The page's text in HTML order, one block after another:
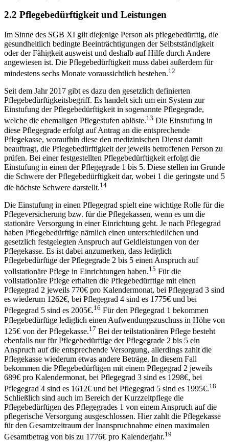
2.2 Pflegebedürftigkeit und Leistungen
Im Sinne des SGB XI gilt diejenige Person als pflegebedürftig, die
gesundheitlich bedingte Beeinträchtigungen der Selbstständigkeit
oder der Fähigkeit ausweist und deshalb auf Hilfe durch Andere
angewiesen ist. Die Pflegebedürftigkeit muss dabei außerdem für
mindestens sechs Monate voraussichtlich bestehen.12
Seit dem Jahr 2017 gibt es dazu den gesetzlich definierten
Pflegebedürftigkeitsbegriff. Es handelt sich um ein System zur
Einstufung der Pflegebedürftigkeit in sogenannte Pflegegrade,
welche die ehemaligen Pflegestufen ablöste.13 Die Einstufung in
diese Pflegegrade erfolgt auf Antrag an die entsprechende
Pflegekasse, woraufhin diese den medizinischen Dienst damit
beauftragt, die Pflegebedürftigkeit der jeweils betroffenen Person zu
prüfen. Bei einer festgestellten Pflegebedürftigkeit erfolgt die
Einstufung in einen der Pflegegrade 1 bis 5. Diese stellen im Grunde
die Schwere der Pflegebedürftigkeit dar, wobei 1 die geringste und 5
die höchste Schwere darstellt.14
Die Einstufung in einen Pflegegrad spielt eine wichtige Rolle für die
Pflegeversicherung bzw. für die Pflegekassen, wenn es um die
stationäre Versorgung in einer Einrichtung geht. Je nach Pflegegrad
haben Pflegebedürftige nämlich einen unterschiedlichen und
gesetzlich festgelegten Anspruch auf Geldleistungen von der
Pflegekasse. Es ist dabei anzumerken, dass lediglich
Pflegebedürftige der Pflegegrade 2 bis 5 einen Anspruch auf
vollstationäre Pflege in Einrichtungen haben.15 Für die
vollstationäre Pflege erhalten die Pflegebedürftige mit einen
Pflegegrad 2 jeweils 770€ pro Kalendermonat, bei Pflegegrad 3 sind
es wiederum 1262€, bei Pflegegrad 4 sind es 1775€ und bei
Pflegegrad 5 sind es 2005€.16 Für den Pflegegrad 1 bekommen
Pflegebedürftige lediglich einen Aufwendungszuschuss in Höhe von
125€ von der Pflegekasse.17 Bei der teilstationären Pflege besteht
ebenfalls nur für Pflegebedürftige der Pflegegrade 2 bis 5 ein
Anspruch auf die entsprechende Versorgung, allerdings zahlt die
Pflegekasse wiederum etwas andere Beträge. In diesem Fall
bekommen die Pflegebedürftigen mit einem Pflegegrad 2 jeweils
689€ pro Kalendermonat, bei Pflegegrad 3 sind es 1298€, bei
Pflegegrad 4 sind es 1612€ und bei Pflegegrad 5 sind es 1995€.18
Schließlich sind auch im Bereich der Kurzzeitpflege die
Pflegebedürftigen des Pflegegrades 1 von einem Anspruch auf die
pflegerische Versorgung ausgeschlossen. Hier zahlt die Pflegekasse
für den Gesamtzeitraum der Inanspruchnahme einen maximalen
Gesamtbetrag von bis zu 1776€ pro Kalenderjahr.19